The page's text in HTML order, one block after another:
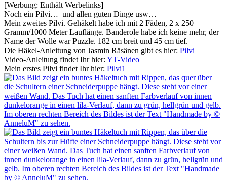
[Werbung: Enthält Werbelinks]
Noch ein Pilvi… und allen guten Dinge usw…
Mein zweites Pilvi. Gehäkelt habe ich mit 2 Fäden, 2 x 250
Gramm/1000 Meter Lauflänge. Banderole habe ich keine mehr, der
Name der Wolle war Puzzle. 182 cm breit und 45 cm tief.
Die Häkel-Anleitung von Jasmin Räsänen gibt es hier: Pilvi
Video-Anleitung findet Ihr hier: YT-Video
Mein erstes Pilvi findet Ihr hier: Pilvi1